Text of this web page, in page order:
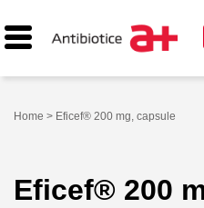
Home > Eficef® 200 mg, capsule
Eficef® 200